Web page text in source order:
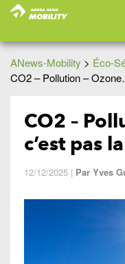
ANews-Mobility > Éco-
CO2 – Pollution –
CO2 –
c’est pas
12/12/2025 | Par Yves